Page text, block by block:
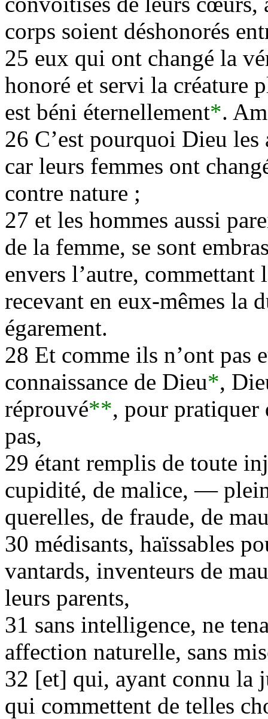
corps soient déshonorés
25 eux qui ont changé la
honoré et servi la créature
est béni éternellement*.
26 C’est pourquoi Dieu les
car leurs femmes ont
contre nature ;
27 et les hommes aussi
de la femme, se sont
envers l’autre, commettant
recevant en eux-mêmes la
égarement.
28 Et comme ils n’ont pas
connaissance de Dieu*,
réprouvé**, pour pratiquer
pas,
29 étant remplis de toute
cupidité, de malice, —
querelles, de fraude, de
30 médisants, haïssables
vantards, inventeurs de
leurs parents,
31 sans intelligence, ne
affection naturelle, sans
32 [et] qui, ayant connu la
qui commettent de telles